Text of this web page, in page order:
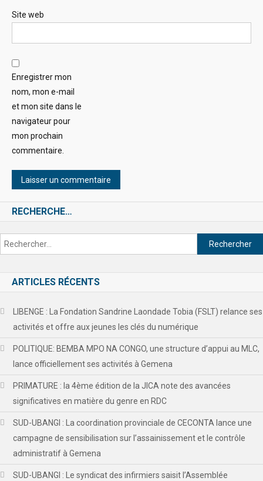
Site web
Enregistrer mon
nom, mon e-mail
et mon site dans le
navigateur pour
mon prochain
commentaire.
RECHERCHE…
ARTICLES RÉCENTS
LIBENGE : La Fondation Sandrine Laondade Tobia (FSLT) relance ses
activités et offre aux jeunes les clés du numérique
POLITIQUE: BEMBA MPO NA CONGO, une structure d’appui au MLC,
lance officiellement ses activités à Gemena
PRIMATURE : la 4ème édition de la JICA note des avancées
significatives en matière du genre en RDC
SUD-UBANGI : La coordination provinciale de CECONTA lance une
campagne de sensibilisation sur l’assainissement et le contrôle
administratif à Gemena
SUD-UBANGI : Le syndicat des infirmiers saisit l’Assemblée